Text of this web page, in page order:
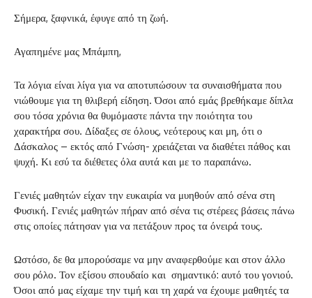
Σήμερα, ξαφνικά, έφυγε από τη ζωή.
Αγαπημένε μας Μπάμπη,
Τα λόγια είναι λίγα για να αποτυπώσουν τα συναισθήματα που
νιώθουμε για τη θλιβερή είδηση. Όσοι από εμάς βρεθήκαμε δίπλα
σου τόσα χρόνια θα θυμόμαστε πάντα την ποιότητα του
χαρακτήρα σου. Δίδαξες σε όλους, νεότερους και μη, ότι ο
Δάσκαλος – εκτός από Γνώση- χρειάζεται να διαθέτει πάθος και
ψυχή. Κι εσύ τα διέθετες όλα αυτά και με το παραπάνω.
Γενιές μαθητών είχαν την ευκαιρία να μυηθούν από σένα στη
Φυσική. Γενιές μαθητών πήραν από σένα τις στέρεες βάσεις πάνω
στις οποίες πάτησαν για να πετάξουν προς τα όνειρά τους.
Ωστόσο, δε θα μπορούσαμε να μην αναφερθούμε και στον άλλο
σου ρόλο. Τον εξίσου σπουδαίο και σημαντικό: αυτό του γονιού.
Όσοι από μας είχαμε την τιμή και τη χαρά να έχουμε μαθητές τα